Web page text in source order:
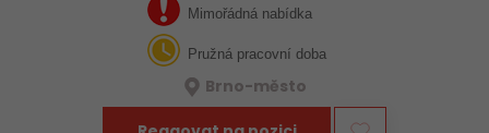
pozici — hledáme člověka,…Mimořádná nabídka
Pružná pracovní doba
Brno-město